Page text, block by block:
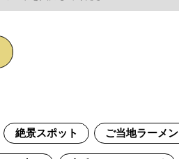
絶景スポット ご当地ラーメン